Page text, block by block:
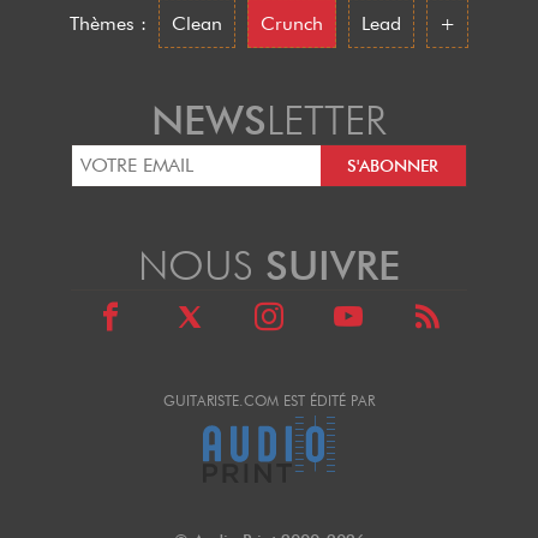
Thèmes :
Clean Crunch Lead +
NEWSLETTER
GUITARISTE.COM EST ÉDITÉ PAR
NOUS SUIVRE